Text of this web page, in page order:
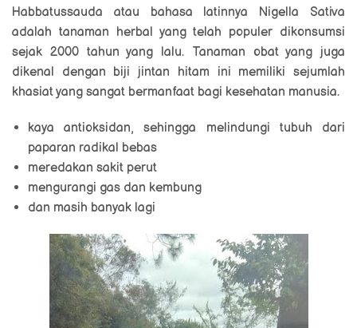
Habbatussauda atau bahasa latinnya Nigella Sativa
adalah tanaman herbal yang telah populer dikonsumsi
sejak 2000 tahun yang lalu. Tanaman obat yang juga
dikenal dengan biji jintan hitam ini memiliki sejumlah
khasiat yang sangat bermanfaat bagi kesehatan manusia.
kaya antioksidan, sehingga melindungi tubuh dari
paparan radikal bebas
meredakan sakit perut
mengurangi gas dan kembung
dan masih banyak lagi